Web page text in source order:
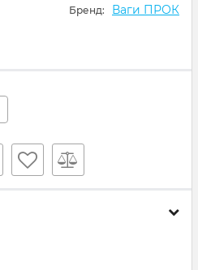
Бренд: Ваги ПРОК